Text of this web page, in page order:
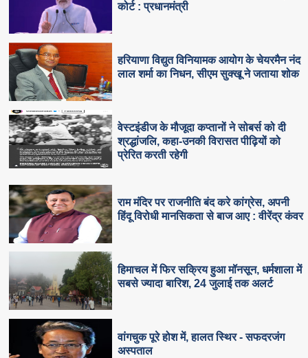
कोर्ट : प्रधानमंत्री
हरियाणा विद्युत विनियामक आयोग के चेयरमैन नंद
लाल शर्मा का निधन, सीएम सुक्‍खू ने जताया शोक
वेस्टइंडीज के मौजूदा कप्तानों ने सोबर्स को दी
श्रद्धांजलि, कहा-उनकी विरासत पीढ़ियों को
प्रेरित करती रहेगी
राम मंदिर पर राजनीति बंद करे कांग्रेस, अपनी
हिंदू विरोधी मानसिकता से बाज आए : वीरेंद्र कंवर
हिमाचल में फिर सक्रिय हुआ मॉनसून, धर्मशाला में
सबसे ज्यादा बारिश, 24 जुलाई तक अलर्ट
वांगचुक पूरे होश में, हालत स्थिर - सफदरजंग
अस्पताल